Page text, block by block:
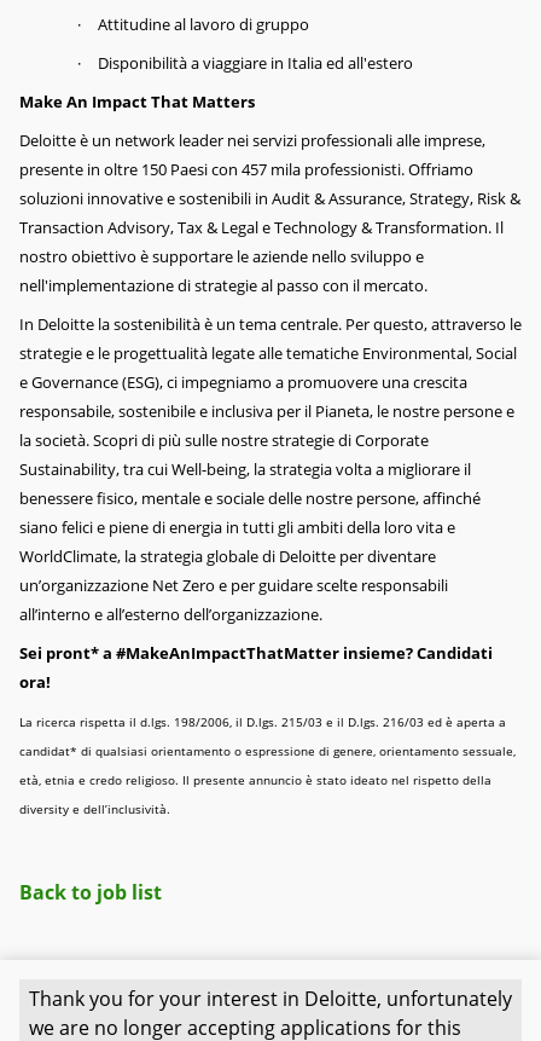
·
Attitudine al lavoro di gruppo
·
Disponibilità a viaggiare in Italia ed all'estero
Make An Impact That Matters
Deloitte è un network leader nei servizi professionali alle imprese,
presente in oltre 150 Paesi con 457 mila professionisti. Offriamo
soluzioni innovative e sostenibili in Audit & Assurance, Strategy, Risk &
Transaction Advisory, Tax & Legal e Technology & Transformation. Il
nostro obiettivo è supportare le aziende nello sviluppo e
nell'implementazione di strategie al passo con il mercato.
In Deloitte la sostenibilità è un tema centrale. Per questo, attraverso le
strategie e le progettualità legate alle tematiche Environmental, Social
e Governance (ESG), ci impegniamo a promuovere una crescita
responsabile, sostenibile e inclusiva per il Pianeta, le nostre persone e
la società. Scopri di più sulle nostre strategie di Corporate
Sustainability, tra cui Well-being, la strategia volta a migliorare il
benessere fisico, mentale e sociale delle nostre persone, affinché
siano felici e piene di energia in tutti gli ambiti della loro vita e
WorldClimate, la strategia globale di Deloitte per diventare
un’organizzazione Net Zero e per guidare scelte responsabili
all’interno e all’esterno dell’organizzazione.
Sei pront* a #MakeAnImpactThatMatter insieme? Candidati
ora!
La ricerca rispetta il d.lgs. 198/2006, il D.lgs. 215/03 e il D.lgs. 216/03 ed è aperta a
candidat* di qualsiasi orientamento o espressione di genere, orientamento sessuale,
età, etnia e credo religioso. Il presente annuncio è stato ideato nel rispetto della
diversity e dell’inclusività.
Back to job list
Thank you for your interest in Deloitte, unfortunately
we are no longer accepting applications for this
Copyright © 2026